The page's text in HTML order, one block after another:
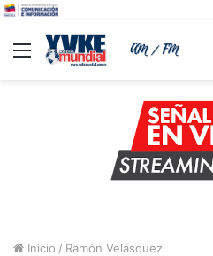
Menu
Inicio / Ramón Velásquez